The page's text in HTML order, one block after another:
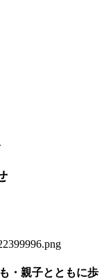
・親子とともに歩